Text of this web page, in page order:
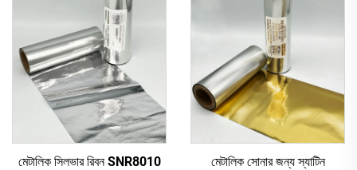
মেটালিক সিলভার রিবন SNR8010
মেটালিক সোনার জন্য স্যাটিন